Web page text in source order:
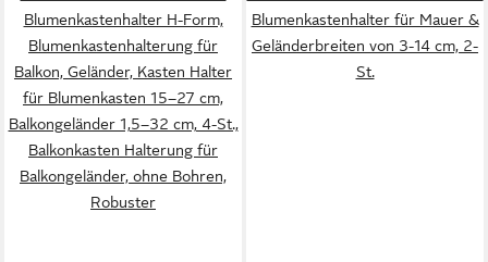
Blumenkastenhalter H-Form,
Blumenkastenhalterung für
Balkon, Geländer, Kasten Halter
für Blumenkasten 15–27 cm,
Balkongeländer 1,5–32 cm, 4-St.,
Balkonkasten Halterung für
Balkongeländer, ohne Bohren,
Robuster
Blumenkastenhalter für Mauer &
Geländerbreiten von 3-14 cm, 2-
St.